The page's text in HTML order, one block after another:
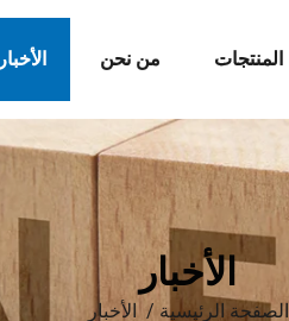
المنتجات من نحن الأخبار
الأخبار
الصفحة الرئيسية /الأخبار